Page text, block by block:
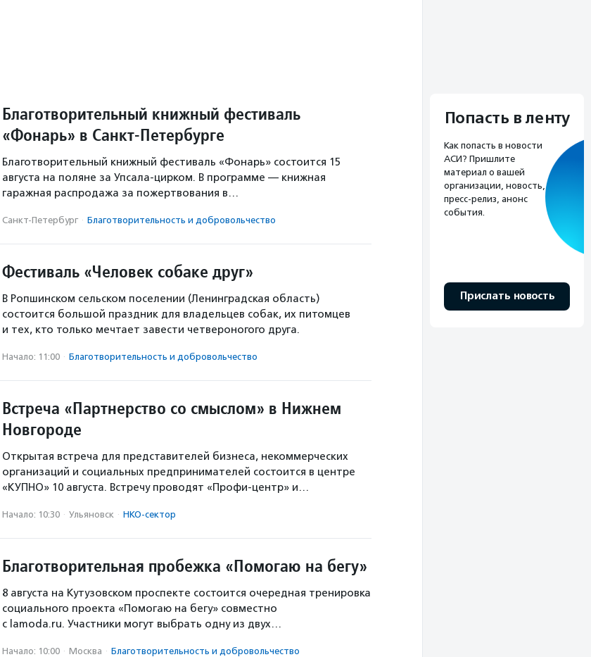
Благотворительный книжный фестиваль
«Фонарь» в Санкт-Петербурге
Благотворительный книжный фестиваль «Фонарь» состоится 15
августа на поляне за Упсала-цирком. В программе — книжная
гаражная распродажа за пожертвования в…
Санкт-Петербург · Благотвори­тель­ность и доброволь­чест­во
Фестиваль «Человек собаке друг»
В Ропшинском сельском поселении (Ленинградская область)
состоится большой праздник для владельцев собак, их питомцев
и тех, кто только мечтает завести четвероногого друга.
Начало: 11:00 · Благотвори­тель­ность и доброволь­чест­во
Встреча «Партнерство со смыслом» в Нижнем
Новгороде
Открытая встреча для представителей бизнеса, некоммерческих
организаций и социальных предпринимателей состоится в центре
«КУПНО» 10 августа. Встречу проводят «Профи-центр» и…
Начало: 10:30 · Ульяновск · НКО-сектор
Благотворительная пробежка «Помогаю на бегу»
8 августа на Кутузовском проспекте состоится очередная тренировка
социального проекта «Помогаю на бегу» совместно
с lamoda.ru. Участники могут выбрать одну из двух…
Начало: 10:00 · Москва · Благотвори­тель­ность и доброволь­чест­во
Попасть в ленту
Как попасть в новости
АСИ? Пришлите
материал о вашей
организации, новость,
пресс-релиз, анонс
события.
Прислать новость